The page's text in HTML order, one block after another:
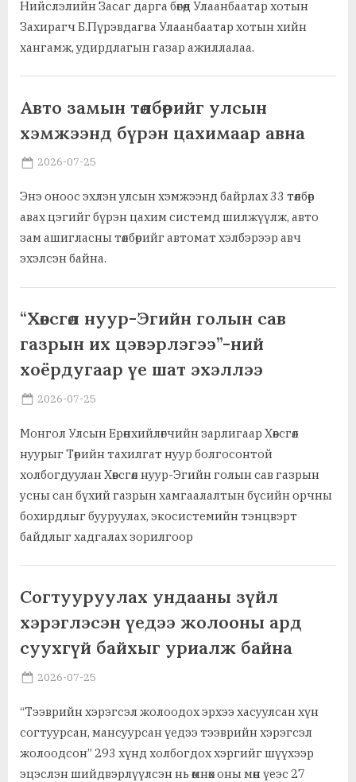
Нийслэлийн Засаг дарга бөгөөд Улаанбаатар хотын
Захирагч Б.Пүрэвдагва Улаанбаатар хотын хийн
хангамж, удирдлагын газар ажиллалаа.
Авто замын төлбөрийг улсын
хэмжээнд бүрэн цахимаар авна
Posted
2026-07-25
Энэ оноос эхлэн улсын хэмжээнд байрлах 33 төлбөр
авах цэгийг бүрэн цахим системд шилжүүлж, авто
зам ашигласны төлбөрийг автомат хэлбэрээр авч
эхэлсэн байна.
,
Барилга, зам, дэд бүтэц, хот байгуулалт
“Хөвсгөл нуур-Эгийн голын сав
газрын их цэвэрлэгээ”-ний
хоёрдугаар үе шат эхэллээ
Posted
2026-07-25
Монгол Улсын Ерөнхийлөгчийн зарлигаар Хөвсгөл
нуурыг Төрийн тахилгат нуур болгосонтой
холбогдуулан Хөвсгөл нуур-Эгийн голын сав газрын
усны сан бүхий газрын хамгаалалтын бүсийн орчны
бохирдлыг бууруулах, экосистемийн тэнцвэрт
байдлыг хадгалах зорилгоор
Согтууруулах ундааны зүйл
хэрэглэсэн үедээ жолооны ард
суухгүй байхыг уриалж байна
Posted
2026-07-25
“Тээврийн хэрэгсэл жолоодох эрхээ хасуулсан хүн
согтуурсан, мансуурсан үедээ тээврийн хэрэгсэл
жолоодсон” 293 хүнд холбогдох хэргийг шүүхээр
эцэслэн шийдвэрлүүлсэн нь өмнөх оны мөн үеэс 27